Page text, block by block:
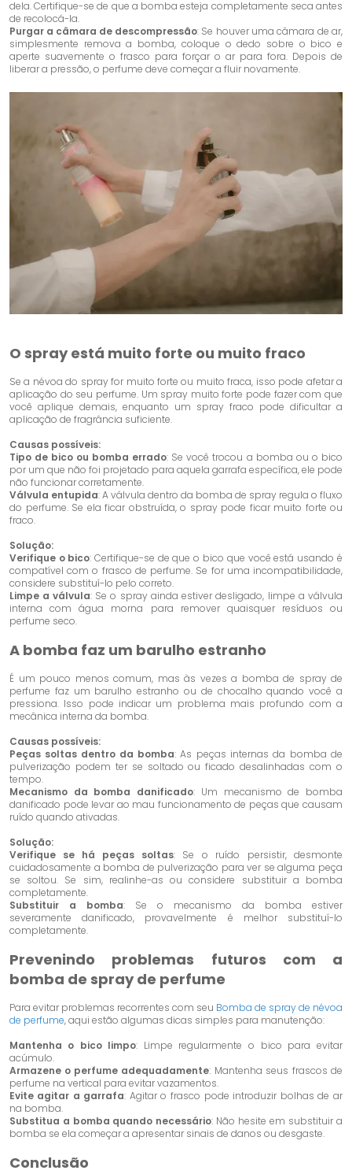
dela. Certifique-se de que a bomba esteja completamente seca antes
de recolocá-la.
Purgar a câmara de descompressão: Se houver uma câmara de ar,
simplesmente remova a bomba, coloque o dedo sobre o bico e
aperte suavemente o frasco para forçar o ar para fora. Depois de
liberar a pressão, o perfume deve começar a fluir novamente.
O spray está muito forte ou muito fraco
Se a névoa do spray for muito forte ou muito fraca, isso pode afetar a
aplicação do seu perfume. Um spray muito forte pode fazer com que
você aplique demais, enquanto um spray fraco pode dificultar a
aplicação de fragrância suficiente.
Causas possíveis:
Tipo de bico ou bomba errado: Se você trocou a bomba ou o bico
por um que não foi projetado para aquela garrafa específica, ele pode
não funcionar corretamente.
Válvula entupida: A válvula dentro da bomba de spray regula o fluxo
do perfume. Se ela ficar obstruída, o spray pode ficar muito forte ou
fraco.
Solução:
Verifique o bico: Certifique-se de que o bico que você está usando é
compatível com o frasco de perfume. Se for uma incompatibilidade,
considere substituí-lo pelo correto.
Limpe a válvula: Se o spray ainda estiver desligado, limpe a válvula
interna com água morna para remover quaisquer resíduos ou
perfume seco.
A bomba faz um barulho estranho
É um pouco menos comum, mas às vezes a bomba de spray de
perfume faz um barulho estranho ou de chocalho quando você a
pressiona. Isso pode indicar um problema mais profundo com a
mecânica interna da bomba.
Causas possíveis:
Peças soltas dentro da bomba: As peças internas da bomba de
pulverização podem ter se soltado ou ficado desalinhadas com o
tempo.
Mecanismo da bomba danificado: Um mecanismo de bomba
danificado pode levar ao mau funcionamento de peças que causam
ruído quando ativadas.
Solução:
Verifique se há peças soltas: Se o ruído persistir, desmonte
cuidadosamente a bomba de pulverização para ver se alguma peça
se soltou. Se sim, realinhe-as ou considere substituir a bomba
completamente.
Substituir a bomba: Se o mecanismo da bomba estiver
severamente danificado, provavelmente é melhor substituí-lo
completamente.
Prevenindo problemas futuros com a
bomba de spray de perfume
Para evitar problemas recorrentes com seu Bomba de spray de névoa
de perfume, aqui estão algumas dicas simples para manutenção:
Mantenha o bico limpo: Limpe regularmente o bico para evitar
acúmulo.
Armazene o perfume adequadamente: Mantenha seus frascos de
perfume na vertical para evitar vazamentos.
Evite agitar a garrafa: Agitar o frasco pode introduzir bolhas de ar
na bomba.
Substitua a bomba quando necessário: Não hesite em substituir a
bomba se ela começar a apresentar sinais de danos ou desgaste.
Conclusão